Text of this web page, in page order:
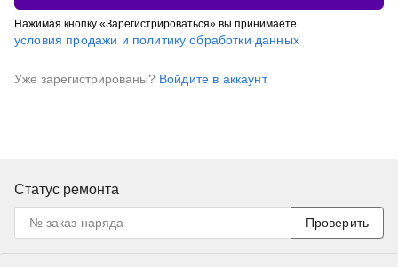
Нажимая кнопку «Зарегистрироваться» вы принимаете
условия продажи и политику обработки данных
Уже зарегистрированы? Войдите в аккаунт
Статус ремонта
Проверить